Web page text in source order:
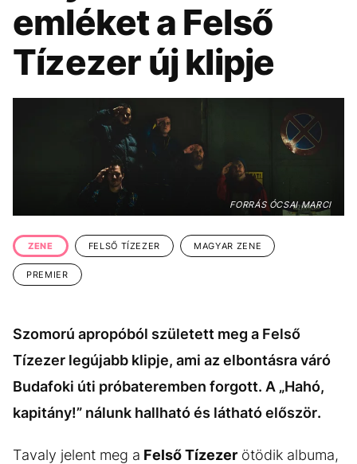
KÖZÉLET
ÉLETMÓD DESIGN
BESZÉLGETÉSEK ARCOK
VIDEÓ TÖRTÉNETEK
emléket a Felső
Tízezer új klipje
FORRÁS ÓCSAI MARCI
ZENE FELSŐ TÍZEZER MAGYAR ZENE
PREMIER
Szomorú apropóból született meg a Felső
Tízezer legújabb klipje, ami az elbontásra váró
Budafoki úti próbateremben forgott. A „Hahó,
kapitány!” nálunk hallható és látható először.
Tavaly jelent meg a Felső Tízezer ötödik albuma,